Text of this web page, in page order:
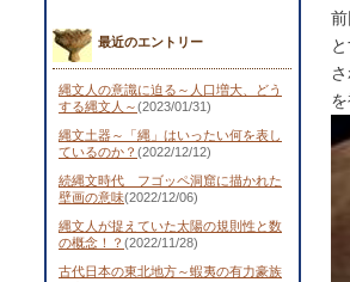
最近のエントリー
縄文人の意識に迫る～人口増大、どう
する縄文人～(2023/01/31)
縄文土器～「縄」はいったい何を表し
ているのか？ (2022/12/12)
続縄文時代 フゴッペ洞窟に描かれた
壁画の意味(2022/12/06)
縄文人が捉えていた太陽の規則性と数
の概念！？ (2022/11/28)
古代日本の東北地方～蝦夷の有力豪族